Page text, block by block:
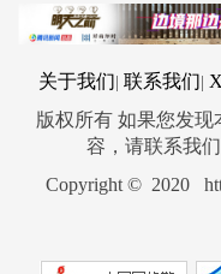
关于我们 联系我们
版权所有 如果您发
容，请联系我
Copyright © 2020